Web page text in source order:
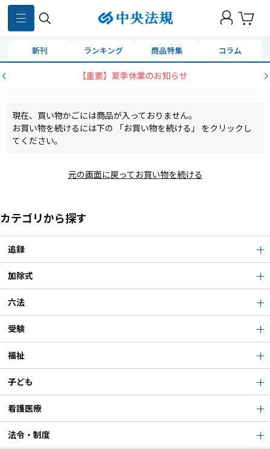
新刊 ランキング 商品特集 コラム
【重要】夏季休業のお知らせ
現在、買い物かごには商品が入っておりません。
お買い物を続けるには下の 「お買い物を続ける」 をクリックし
てください。
元の画面に戻ってお買い物を続ける
カテゴリから探す
追録
加除式
六法
受験
福祉
子ども
看護医療
法令・制度